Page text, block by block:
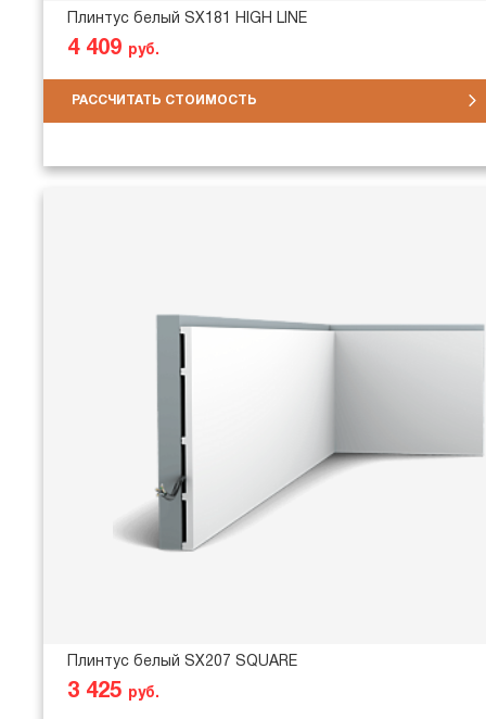
Плинтус белый SX181 HIGH LINE
4 409 руб.
РАССЧИТАТЬ СТОИМОСТЬ
Плинтус белый SX207 SQUARE
3 425 руб.